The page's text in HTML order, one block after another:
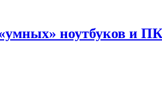
ноутбуков и ПК